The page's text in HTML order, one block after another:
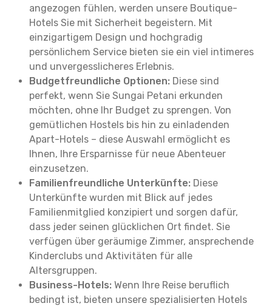
angezogen fühlen, werden unsere Boutique-
Hotels Sie mit Sicherheit begeistern. Mit
einzigartigem Design und hochgradig
persönlichem Service bieten sie ein viel intimeres
und unvergesslicheres Erlebnis.
Budgetfreundliche Optionen: Diese sind
perfekt, wenn Sie Sungai Petani erkunden
möchten, ohne Ihr Budget zu sprengen. Von
gemütlichen Hostels bis hin zu einladenden
Apart-Hotels – diese Auswahl ermöglicht es
Ihnen, Ihre Ersparnisse für neue Abenteuer
einzusetzen.
Familienfreundliche Unterkünfte: Diese
Unterkünfte wurden mit Blick auf jedes
Familienmitglied konzipiert und sorgen dafür,
dass jeder seinen glücklichen Ort findet. Sie
verfügen über geräumige Zimmer, ansprechende
Kinderclubs und Aktivitäten für alle
Altersgruppen.
Business-Hotels: Wenn Ihre Reise beruflich
bedingt ist, bieten unsere spezialisierten Hotels